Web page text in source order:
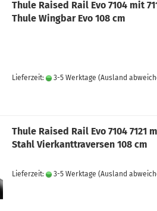
Thule Raised Rail Evo 7104 mit
Thule Wingbar Evo 108 cm
Lieferzeit: 3-5 Werktage (Ausland
Thule Raised Rail Evo 7104 7121
Stahl Vierkanttraversen 108 cm
Lieferzeit: 3-5 Werktage (Ausland